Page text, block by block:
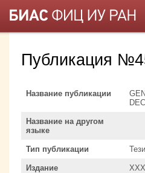
Публикация
Название публикации
Название на другом
языке
Тип публикации
Издание